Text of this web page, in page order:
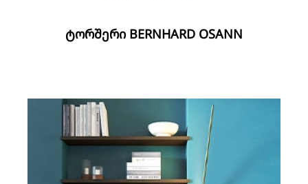
ᲢᲝᲠᲨᲔᲠᲘ BERNHARD OSANN